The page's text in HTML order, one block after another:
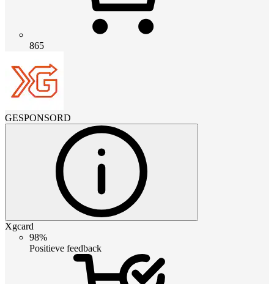
865
GESPONSORD
Xgcard
98%
Positieve feedback